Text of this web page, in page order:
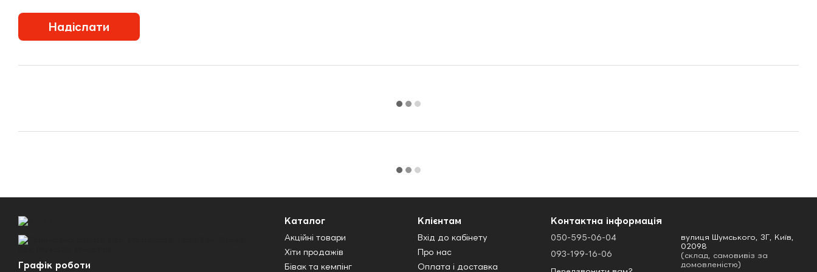
Надіслати
Графік роботи
Каталог
Акційні товари
Хіти продажів
Бівак та кемпінг
Клієнтам
Вхід до кабінету
Про нас
Оплата і доставка
Контактна інформація
050-595-06-04
093-199-16-06
вулиця Шумського, 3Г, Київ,
02098
(склад, самовивіз за
домовленістю)